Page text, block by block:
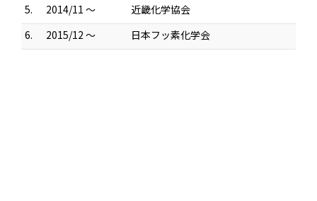
5.
2014/11 ～
近畿化学協会
6.
2015/12 ～ 日本フッ素化学会